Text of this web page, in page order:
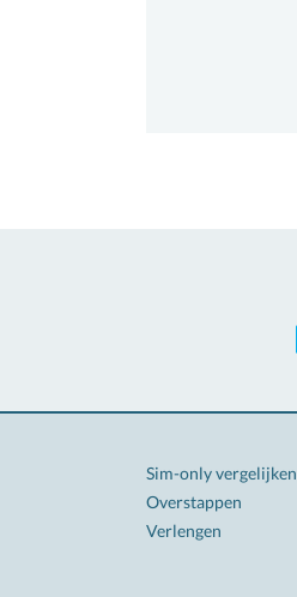
Sim-only vergelijken
Overstappen
Verlengen